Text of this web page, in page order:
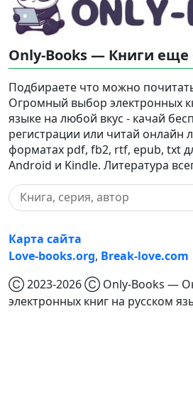
Only-Books — Книги
Подбираете что можно
Огромный выбор электронных
языке на любой вкус - качай
регистрации или читай онлайн
форматах pdf, fb2, rtf, epub, txt
Android и Kindle. Литература
Карта сайта
Love-books.org, Break-love.com
Ⓒ 2023-2026 Ⓒ Only-Books —
электронных книг на русском